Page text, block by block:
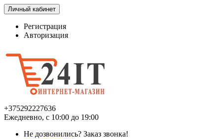
Личный кабинет
Регистрация
Авторизация
+375292227636
Ежедневно, с 10:00 до 19:00
Не дозвонились? Заказ звонка!